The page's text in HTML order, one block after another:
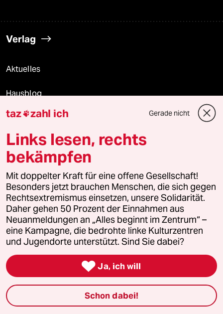
Verlag
Aktuelles
Hausblog
Die Seitenwende
Stellen
Unterstützen
abo
genossenschaft
taz zahl ich
taz zahl ich Gerade nicht
Links lesen, rechts
bekämpfen
Mit doppelter Kraft für eine offene Gesellschaft!
Besonders jetzt brauchen Menschen, die sich gegen
Rechtsextremismus einsetzen, unsere Solidarität.
Daher gehen 50 Prozent der Einnahmen aus
Neuanmeldungen an „Alles beginnt im Zentrum“ –
eine Kampagne, die bedrohte linke Kulturzentren
und Jugendorte unterstützt. Sind Sie dabei?
 Ja, ich will
Schon dabei!